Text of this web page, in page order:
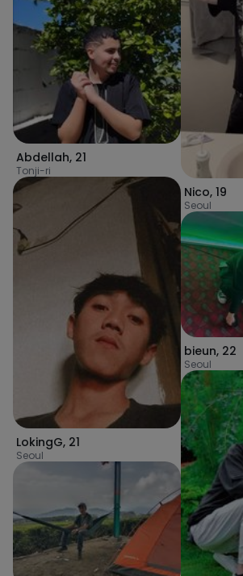
Abdellah, 21
Tonji-ri
LokingG, 21
Seoul
Nico, 19
Seoul
bieun, 22
Seoul